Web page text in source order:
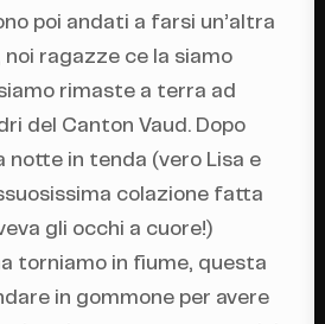
poi andati a farsi un’altra
noi ragazze ce la siamo
rimaste a terra ad
del Canton Vaud. Dopo
notte in tenda (vero Lisa e
colazione fatta
gli occhi a cuore!)
torniamo in fiume, questa
in gommone per avere